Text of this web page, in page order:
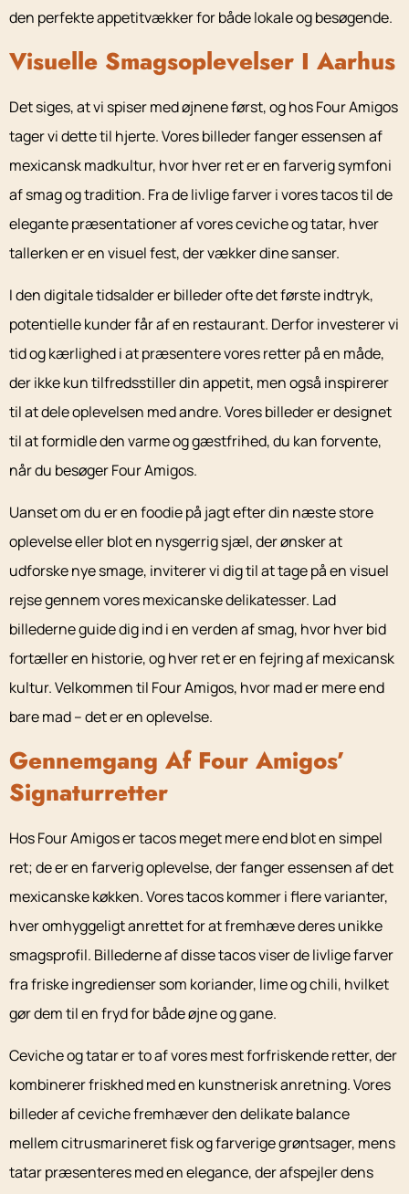
den perfekte appetitvækker for både lokale og besøgende.
Visuelle Smagsoplevelser I Aarhus
Det siges, at vi spiser med øjnene først, og hos Four Amigos
tager vi dette til hjerte. Vores billeder fanger essensen af
mexicansk madkultur, hvor hver ret er en farverig symfoni
af smag og tradition. Fra de livlige farver i vores tacos til de
elegante præsentationer af vores ceviche og tatar, hver
tallerken er en visuel fest, der vækker dine sanser.
I den digitale tidsalder er billeder ofte det første indtryk,
potentielle kunder får af en restaurant. Derfor investerer vi
tid og kærlighed i at præsentere vores retter på en måde,
der ikke kun tilfredsstiller din appetit, men også inspirerer
til at dele oplevelsen med andre. Vores billeder er designet
til at formidle den varme og gæstfrihed, du kan forvente,
når du besøger Four Amigos.
Uanset om du er en foodie på jagt efter din næste store
oplevelse eller blot en nysgerrig sjæl, der ønsker at
udforske nye smage, inviterer vi dig til at tage på en visuel
rejse gennem vores mexicanske delikatesser. Lad
billederne guide dig ind i en verden af smag, hvor hver bid
fortæller en historie, og hver ret er en fejring af mexicansk
kultur. Velkommen til Four Amigos, hvor mad er mere end
bare mad – det er en oplevelse.
Gennemgang Af Four Amigos’
Signaturretter
Hos Four Amigos er tacos meget mere end blot en simpel
ret; de er en farverig oplevelse, der fanger essensen af det
mexicanske køkken. Vores tacos kommer i flere varianter,
hver omhyggeligt anrettet for at fremhæve deres unikke
smagsprofil. Billederne af disse tacos viser de livlige farver
fra friske ingredienser som koriander, lime og chili, hvilket
gør dem til en fryd for både øjne og gane.
Ceviche og tatar er to af vores mest forfriskende retter, der
kombinerer friskhed med en kunstnerisk anretning. Vores
billeder af ceviche fremhæver den delikate balance
mellem citrusmarineret fisk og farverige grøntsager, mens
tatar præsenteres med en elegance, der afspejler dens